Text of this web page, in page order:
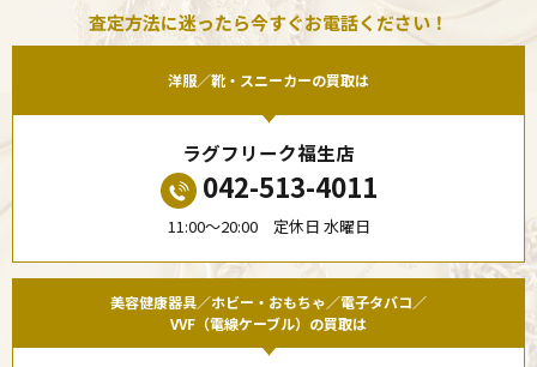
査定方法に迷ったら今すぐお電話ください！
洋服／靴・スニーカーの買取は
ラグフリーク福生店
042-513-4011
11:00〜20:00 定休日 水曜日
美容健康器具／ホビー・おもちゃ／電子タバコ／
VVF（電線ケーブル）の買取は